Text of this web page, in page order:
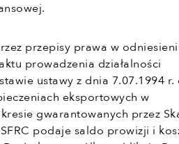
przepisy prawa w
prowadzenia działalności
ustawy z dnia 7.07.1994 r.
eksportowych w
gwarantowanych przez
podaje saldo prowizji i